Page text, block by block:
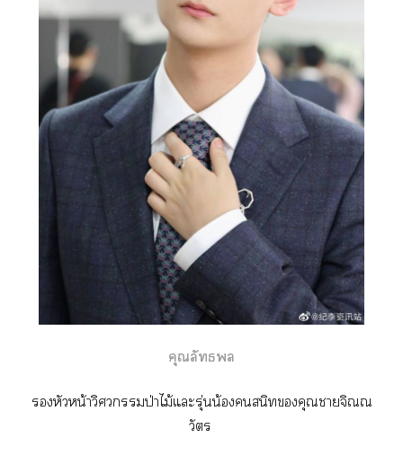
คุณลัทธ
หัวหน้าวิศวกรรมป่าไม้แะรุ่นน้องสนิทคุณาจิณณ
วัตร